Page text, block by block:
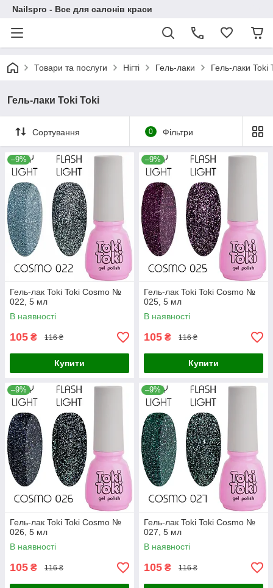
Nailspro - Все для салонів краси
Товари та послуги Нігті Гель-лаки Гель-лаки Toki
Гель-лаки Toki Toki
Сортування 0 Фільтри
–9%
Гель-лак Toki Toki Cosmo №
022, 5 мл
В наявності
105 ₴ 116 ₴
Купити
–9%
Гель-лак Toki Toki Cosmo №
025, 5 мл
В наявності
105 ₴ 116 ₴
Купити
–9%
Гель-лак Toki Toki Cosmo №
026, 5 мл
В наявності
105 ₴ 116 ₴
–9%
Гель-лак Toki Toki Cosmo №
027, 5 мл
В наявності
105 ₴ 116 ₴